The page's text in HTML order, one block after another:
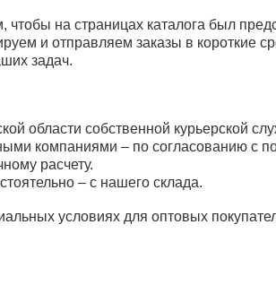
на страницах каталога был
и отправляем заказы в короткие
задач.
области собственной курьерской
компаниями – по согласованию с
расчету.
– с нашего склада.
условиях для оптовых